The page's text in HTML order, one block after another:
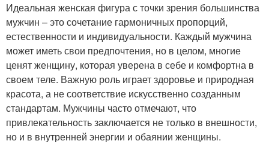
Идеальная женская фигура с точки зрения большинства
мужчин – это сочетание гармоничных пропорций,
естественности и индивидуальности. Каждый мужчина
может иметь свои предпочтения, но в целом, многие
ценят женщину, которая уверена в себе и комфортна в
своем теле. Важную роль играет здоровье и природная
красота, а не соответствие искусственно созданным
стандартам. Мужчины часто отмечают, что
привлекательность заключается не только в внешности,
но и в внутренней энергии и обаянии женщины.